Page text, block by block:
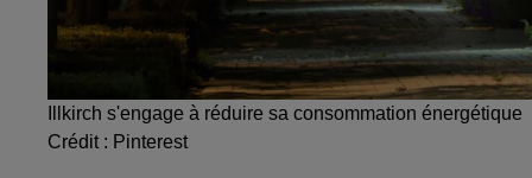
Illkirch s'engage à réduire sa consommation énergétique
Crédit : Pinterest